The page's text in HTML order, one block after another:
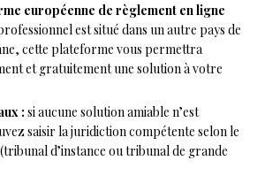
européenne de règlement en ligne
est situé dans un autre pays de
cette plateforme vous permettra
et gratuitement une solution à votre
: si aucune solution amiable n’est
saisir la juridiction compétente selon le
d’instance ou tribunal de grande